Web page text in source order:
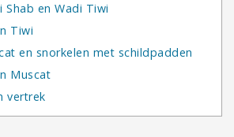
Shab en Wadi Tiwi
Tiwi
en snorkelen met schildpadden
Muscat
vertrek